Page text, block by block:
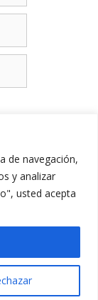
de navegación,
y analizar
usted acepta